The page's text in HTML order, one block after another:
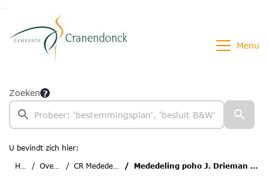
Ga naar de inhoud van deze pagina
Ga naar het zoeken
Ga naar het menu
Menu
Zoeken
U bevindt zich hier:
Home
Overzichten CR Mededelingen poho's Mededeling poho J. Drieman inz. Stand van zaken van het project Samen mee naar de A2